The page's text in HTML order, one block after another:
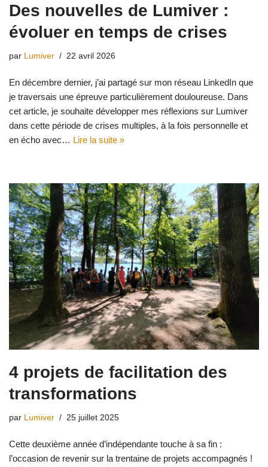
Des nouvelles de Lumiver :
évoluer en temps de crises
par Lumiver 22 avril 2026
En décembre dernier, j’ai partagé sur mon réseau LinkedIn que
je traversais une épreuve particulièrement douloureuse. Dans
cet article, je souhaite développer mes réflexions sur Lumiver
dans cette période de crises multiples, à la fois personnelle et
en écho avec… Lire la suite »
4 projets de facilitation des
transformations
par Lumiver 25 juillet 2025
Cette deuxième année d’indépendante touche à sa fin :
l’occasion de revenir sur la trentaine de projets accompagnés !